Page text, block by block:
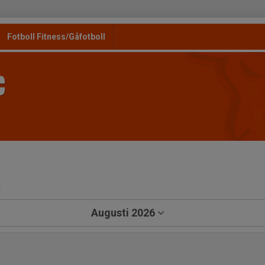
Fotboll Fitness/Gåfotboll
Augusti 2026